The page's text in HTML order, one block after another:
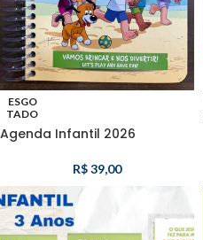
ESGO
TADO
Agenda Infantil 2026
R$39,00